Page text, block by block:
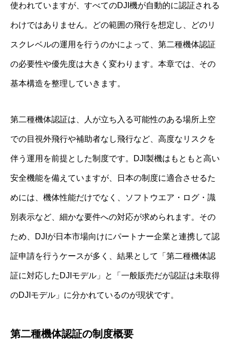
使われていますが、すべてのDJI機が自動的に認証される
わけではありません。どの範囲の飛行を想定し、どのリ
スクレベルの運用を行うのかによって、第二種機体認証
の必要性や優先度は大きく変わります。本章では、その
基本構造を整理していきます。
第二種機体認証は、人が立ち入る可能性のある場所上空
での目視外飛行や補助者なし飛行など、高度なリスクを
伴う運用を前提とした制度です。DJI製機はもともと高い
安全機能を備えていますが、日本の制度に適合させるた
めには、機体性能だけでなく、ソフトウエア・ログ・識
別表示など、細かな要件への対応が求められます。その
ため、DJIが日本市場向けにパートナー企業と連携して認
証申請を行うケースが多く、結果として「第二種機体認
証に対応したDJIモデル」と「一般販売だが認証は未取得
のDJIモデル」に分かれているのが現状です。
第二種機体認証の制度概要